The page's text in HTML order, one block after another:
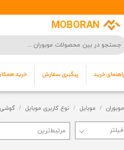
MOBORAN
راهنمای خرید پیگیری سفارش خرید
حساب کاربری من
تغییر گذر واژه
خروج از حساب کاربری
موبوران موبایل نوع کاربری موبایل گوشی
مرتبط‌ترین